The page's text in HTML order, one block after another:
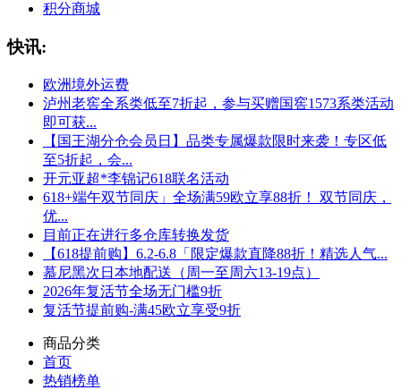
积分商城
快讯:
欧洲境外运费
泸州老窖全系类低至7折起，参与买赠国窖1573系类活动
即可获...
【国王湖分仓会员日】品类专属爆款限时来袭！专区低
至5折起，会...
开元亚超*李锦记618联名活动
618+端午双节同庆」全场满59欧立享88折！ 双节同庆，
优...
目前正在进行多仓库转换发货
【618提前购】6.2-6.8「限定爆款直降88折！精选人气...
慕尼黑次日本地配送（周一至周六13-19点）
2026年复活节全场无门槛9折
复活节提前购-满45欧立享受9折
商品分类
首页
热销榜单